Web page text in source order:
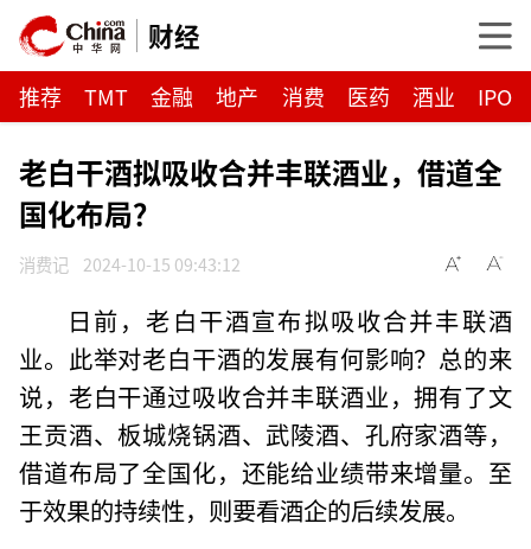
财经
推荐 TMT 金融 地产 消费 医药 酒业 IPO
老白干酒拟吸收合并丰联酒业，借道全
国化布局？
消费记 2024-10-15 09:43:12
日前，老白干酒宣布拟吸收合并丰联酒
业。此举对老白干酒的发展有何影响？总的来
说，老白干通过吸收合并丰联酒业，拥有了文
王贡酒、板城烧锅酒、武陵酒、孔府家酒等，
借道布局了全国化，还能给业绩带来增量。至
于效果的持续性，则要看酒企的后续发展。